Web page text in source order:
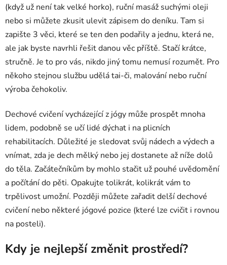
(když už není tak velké horko), ruční masáž suchými oleji
nebo si můžete zkusit ulevit zápisem do deníku. Tam si
zapište 3 věci, které se ten den podařily a jednu, která ne,
ale jak byste navrhli řešit danou věc příště. Stačí krátce,
stručně. Je to pro vás, nikdo jiný tomu nemusí rozumět. Pro
někoho stejnou službu udělá tai-či, malování nebo ruční
výroba čehokoliv.
Dechové cvičení vycházející z jógy může prospět mnoha
lidem, podobně se učí lidé dýchat i na plicních
rehabilitacích. Důležité je sledovat svůj nádech a výdech a
vnímat, zda je dech mělký nebo jej dostanete až níže dolů
do těla. Začátečníkům by mohlo stačit už pouhé uvědomění
a počítání do pěti. Opakujte tolikrát, kolikrát vám to
trpělivost umožní. Později můžete zařadit delší dechové
cvičení nebo některé jógové pozice (které lze cvičit i rovnou
na posteli).
Kdy je nejlepší změnit prostředí?